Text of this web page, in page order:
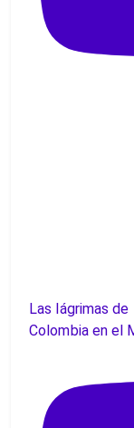
Las lágrimas
Colombia en